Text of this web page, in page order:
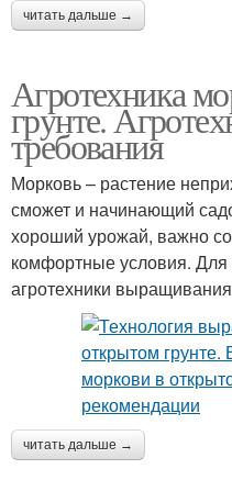
читать дальше →
Агротехника
грунте.
требования
Морковь – растение
сможет и начинающий
хороший урожай, важно
комфортные условия.
агротехники
читать дальше →